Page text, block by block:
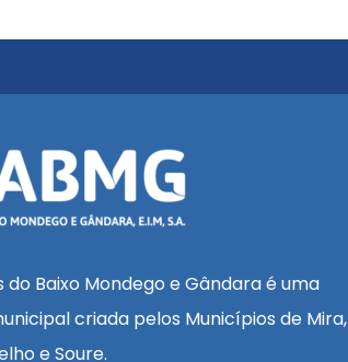
do Baixo Mondego e Gândara é uma
criada pelos Municípios de Mira,
e Soure.